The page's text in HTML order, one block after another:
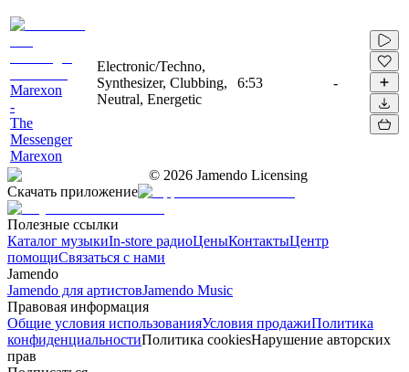
Marexon
-
The
Messenger
Marexon
Electronic/Techno,
Synthesizer, Clubbing,
Neutral, Energetic
6:53 -
© 2026 Jamendo Licensing
Скачать приложение
Полезные ссылки
Каталог музыкиIn-store радиоЦеныКонтактыЦентр
помощиСвязаться с нами
Jamendo
Jamendo для артистовJamendo Music
Правовая информация
Общие условия использованияУсловия продажиПолитика
конфиденциальностиПолитика cookiesНарушение авторских
прав